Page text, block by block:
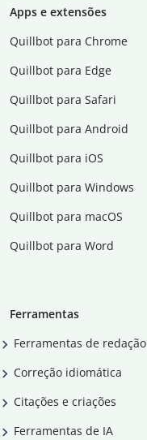
Apps e extensões
Quillbot para Chrome
Quillbot para Edge
Quillbot para Safari
Quillbot para Android
Quillbot para iOS
Quillbot para Windows
Quillbot para macOS
Quillbot para Word
Ferramentas
Ferramentas de redação
Correção idiomática
Citações e criações
Ferramentas de IA